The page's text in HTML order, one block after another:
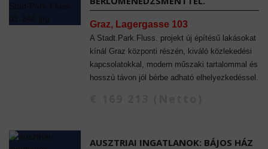
Graz, Lagergasse 103
A Stadt.Park.Fluss. projekt új építésű lakásokat
kínál Graz központi részén, kiváló közlekedési
kapcsolatokkal, modern műszaki tartalommal és
hosszú távon jól bérbe adható elhelyezkedéssel.
AUSZTRIAI INGATLANOK: BÁJOS HÁZ